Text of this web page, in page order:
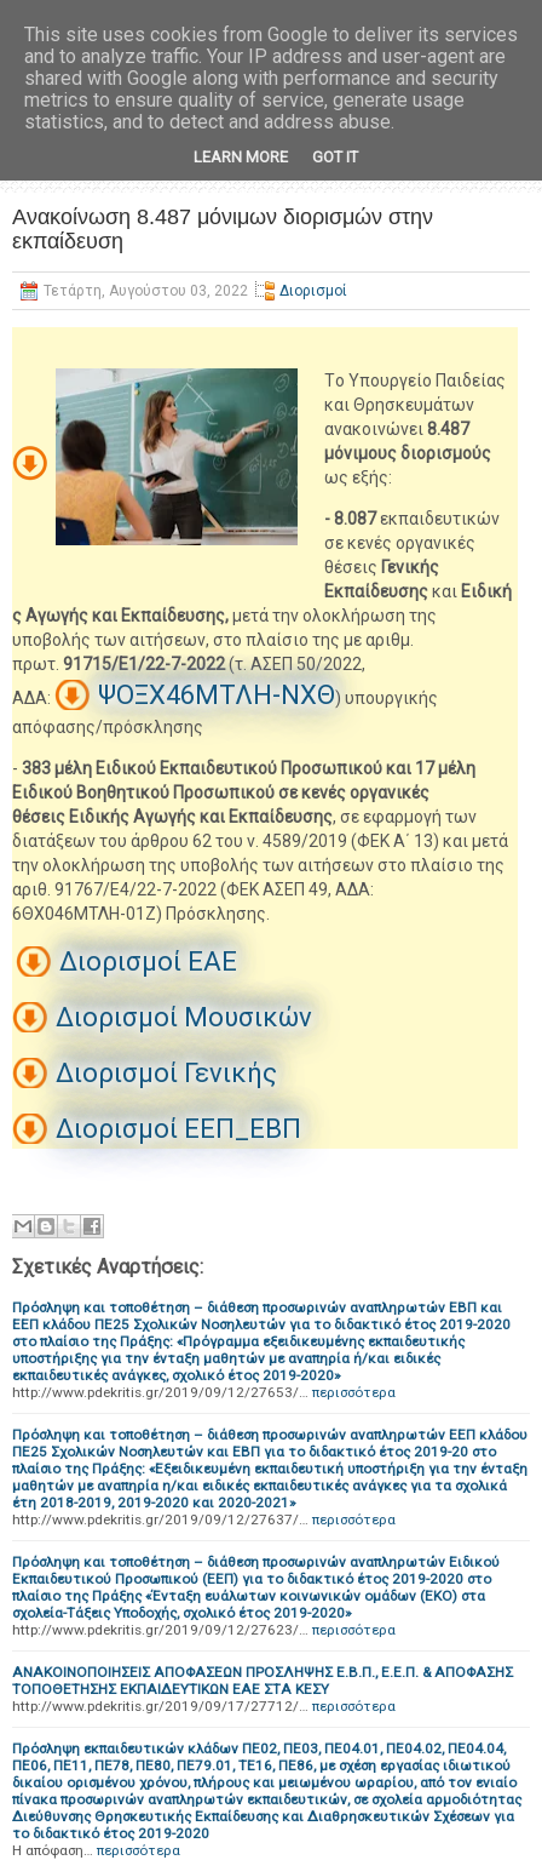
Ανακοίνωση 8.487 μόνιμων διορισμών στην
εκπαίδευση
Τετάρτη, Αυγούστου 03, 2022 Διορισμοί
Tο Υπουργείο Παιδείας
και Θρησκευμάτων
ανακοινώνει 8.487
μόνιμους διορισμούς
ως εξής:
- 8.087εκπαιδευτικών
σε κενές οργανικές
θέσεις Γενικής
Εκπαίδευσηςκαι Ειδική
ς Αγωγής και Εκπαίδευσης,μετά την ολοκλήρωση της
υποβολής των αιτήσεων, στο πλαίσιο της με αριθμ.
πρωτ. 91715/E1/22-7-2022(τ. ΑΣΕΠ 50/2022,
ΑΔΑ:
ΨΟΞΧ46ΜΤΛΗ-ΝΧΘ) υπουργικής
απόφασης/πρόσκλησης
- 383 μέλη Ειδικού Εκπαιδευτικού Προσωπικού και 17 μέλη
Ειδικού Βοηθητικού Προσωπικού σε κενές οργανικές
θέσεις Ειδικής Αγωγής και Εκπαίδευσης, σε εφαρμογή των
διατάξεων του άρθρου 62 του ν. 4589/2019 (ΦΕΚ Α΄ 13) και μετά
την ολοκλήρωση της υποβολής των αιτήσεων στο πλαίσιο της
αριθ. 91767/Ε4/22-7-2022 (ΦΕΚ ΑΣΕΠ 49, ΑΔΑ:
6ΘΧ046ΜΤΛΗ-01Ζ) Πρόσκλησης.
Διορισμοί ΕΑΕ
Διορισμοί Μουσικών
Διορισμοί Γενικής
Διορισμοί ΕΕΠ_ΕΒΠ
Σχετικές Αναρτήσεις:
Πρόσληψη και τοποθέτηση – διάθεση προσωρινών αναπληρωτών ΕΒΠ και
ΕΕΠ κλάδου ΠΕ25 Σχολικών Νοσηλευτών για το διδακτικό έτος 2019-2020
στο πλαίσιο της Πράξης: «Πρόγραμμα εξειδικευμένης εκπαιδευτικής
υποστήριξης για την ένταξη μαθητών με αναπηρία ή/και ειδικές
εκπαιδευτικές ανάγκες, σχολικό έτος 2019-2020»
http://www.pdekritis.gr/2019/09/12/27653/… περισσότερα
Πρόσληψη και τοποθέτηση – διάθεση προσωρινών αναπληρωτών ΕΕΠ κλάδου
ΠΕ25 Σχολικών Νοσηλευτών και ΕΒΠ για το διδακτικό έτος 2019-20 στο
πλαίσιο της Πράξης: «Εξειδικευμένη εκπαιδευτική υποστήριξη για την ένταξη
μαθητών με αναπηρία η/και ειδικές εκπαιδευτικές ανάγκες για τα σχολικά
έτη 2018-2019, 2019-2020 και 2020-2021»
http://www.pdekritis.gr/2019/09/12/27637/… περισσότερα
Πρόσληψη και τοποθέτηση – διάθεση προσωρινών αναπληρωτών Ειδικού
Εκπαιδευτικού Προσωπικού (ΕΕΠ) για το διδακτικό έτος 2019-2020 στο
πλαίσιο της Πράξης «Ένταξη ευάλωτων κοινωνικών ομάδων (ΕΚΟ) στα
σχολεία-Τάξεις Υποδοχής, σχολικό έτος 2019-2020»
http://www.pdekritis.gr/2019/09/12/27623/… περισσότερα
ΑΝΑΚΟΙΝΟΠΟΙΗΣΕΙΣ ΑΠΟΦΑΣΕΩΝ ΠΡΟΣΛΗΨΗΣ Ε.Β.Π., Ε.Ε.Π. & ΑΠΟΦΑΣΗΣ
ΤΟΠΟΘΕΤΗΣΗΣ ΕΚΠΑΙΔΕΥΤΙΚΩΝ ΕΑΕ ΣΤΑ ΚΕΣΥ
http://www.pdekritis.gr/2019/09/17/27712/… περισσότερα
Πρόσληψη εκπαιδευτικών κλάδων ΠΕ02, ΠΕ03, ΠΕ04.01, ΠΕ04.02, ΠΕ04.04,
ΠΕ06, ΠΕ11, ΠΕ78, ΠΕ80, ΠΕ79.01, ΤΕ16, ΠΕ86, με σχέση εργασίας ιδιωτικού
δικαίου ορισμένου χρόνου, πλήρους και μειωμένου ωραρίου, από τον ενιαίο
πίνακα προσωρινών αναπληρωτών εκπαιδευτικών, σε σχολεία αρμοδιότητας
Διεύθυνσης Θρησκευτικής Εκπαίδευσης και Διαθρησκευτικών Σχέσεων για
το διδακτικό έτος 2019-2020
Η απόφαση… περισσότερα
This site uses cookies from Google to deliver its services
and to analyze traffic. Your IP address and user-agent are
shared with Google along with performance and security
metrics to ensure quality of service, generate usage
statistics, and to detect and address abuse.
LEARN MORE GOT IT